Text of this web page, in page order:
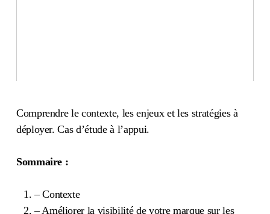
Comprendre le contexte, les enjeux et les stratégies à
déployer. Cas d’étude à l’appui.
Sommaire :
– Contexte
– Améliorer la visibilité de votre marque sur les